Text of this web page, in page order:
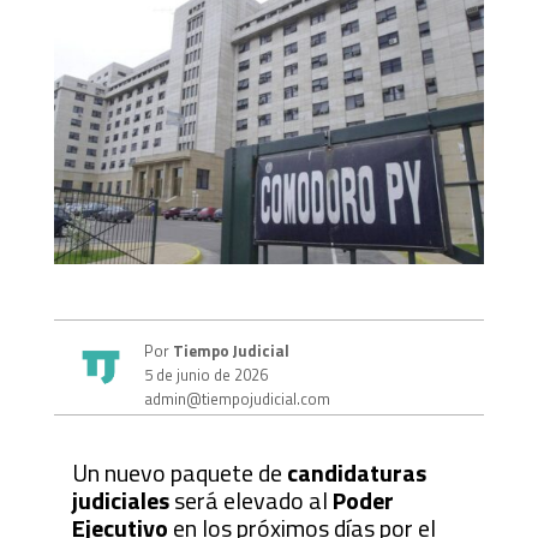
PorTiempo Judicial
5 de junio de 2026
admin@tiempojudicial.com
Un nuevo paquete decandidaturas
judicialesserá elevado alPoder
Ejecutivoen los próximos días por el